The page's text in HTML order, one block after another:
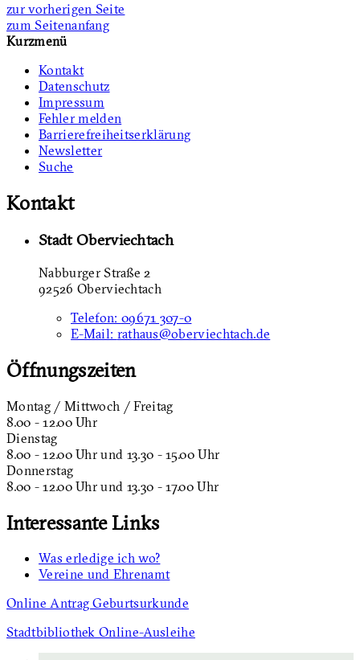
zur vorherigen Seite
zum Seitenanfang
Kurzmenü
Kontakt
Datenschutz
Impressum
Fehler melden
Barrierefreiheitserklärung
Newsletter
Suche
Kontakt
Stadt Oberviechtach
Nabburger Straße 2
92526 Oberviechtach
Telefon: 09671 307-0
E-Mail: rathaus@oberviechtach.de
Öffnungszeiten
Montag / Mittwoch / Freitag
8.00 - 12.00 Uhr
Dienstag
8.00 - 12.00 Uhr und 13.30 - 15.00 Uhr
Donnerstag
8.00 - 12.00 Uhr und 13.30 - 17.00 Uhr
Interessante Links
Was erledige ich wo?
Vereine und Ehrenamt
Online Antrag Geburtsurkunde
Stadtbibliothek Online-Ausleihe